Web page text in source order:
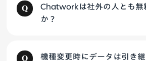
Chatworkは社外の人とも無
か？
機種変更時にデータは引き